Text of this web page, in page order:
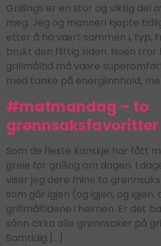
Grillings er en stor og viktig del
meg. Jeg og mannen kjøpte
etter å ha vært sammen i, typ,
brukt den flittig siden. Noen tror
grillmåltid må være
med tanke på energiinnhold,
#matmandag – to
grønnsaksfavoritter
Som de fleste kanskje har fått
greie for grilling om dagen. I
viser jeg dere mine to
som går igjen (og igjen, og igjen,
grillmåltidene i heimen. Er det
sånn cirka alle grønnsaker på
Samtidig […]